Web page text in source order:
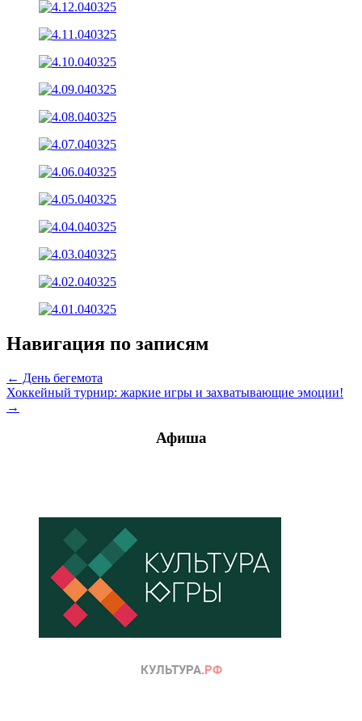
Навигация по записям
← День бегемота
Хоккейный турнир: жаркие игры и захватывающие эмоции!
→
Афиша